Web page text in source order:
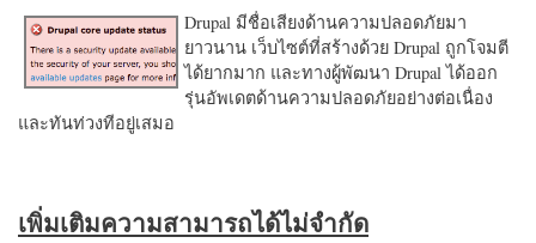
Drupal มีชื่อเสียงด้านความปลอดภัยมา
ยาวนาน เว็บไซต์ที่สร้างด้วย Drupal ถูกโจมตี
ได้ยากมาก และทางผู้พัฒนา Drupal ได้ออก
รุ่นอัพเดตด้านความปลอดภัยอย่างต่อเนื่อง
และทันท่วงทีอยู่เสมอ
เพิ่มเติมความสามารถได้ไม่จำกัด